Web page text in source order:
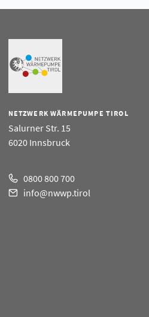
NETZWERK WÄRMEPUMPE TIROL
Salurner Str. 15
6020 Innsbruck
0800 800 700
info@nwwp.tirol